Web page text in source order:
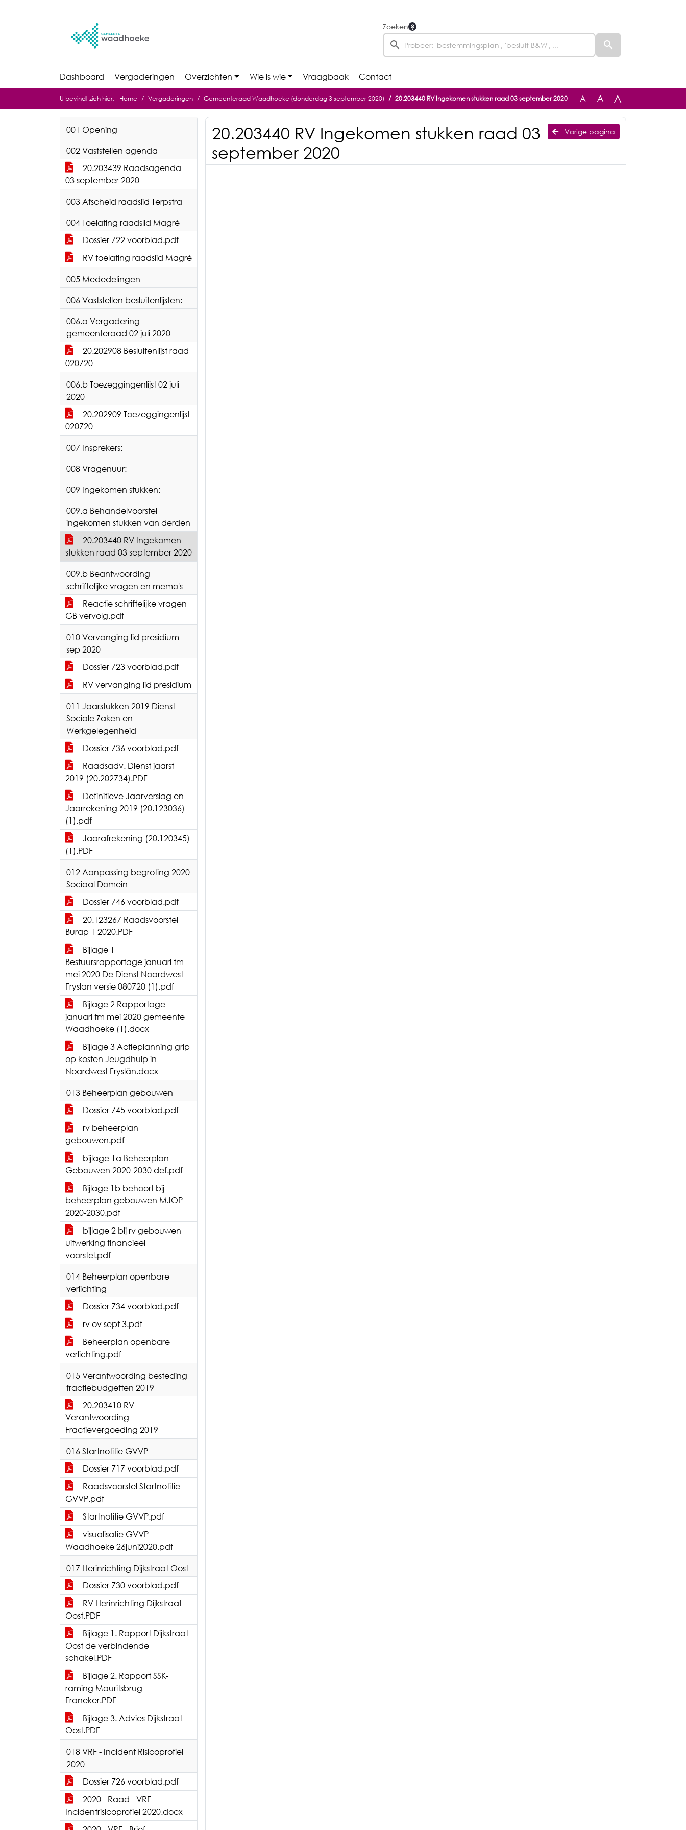
Zoeken
Dashboard Vergaderingen Overzichten Wie is wie Vraagbaak Contact
U bevindt zich hier: Home Vergaderingen Gemeenteraad Waadhoeke (donderdag 3 september 2020) 20.203440 RV Ingekomen stukken raad 03 september 2020 A A A
001 Opening
002 Vaststellen agenda
20.203439 Raadsagenda
03 september 2020
003 Afscheid raadslid Terpstra
004 Toelating raadslid Magré
Dossier 722 voorblad.pdf
RV toelating raadslid Magré
005 Mededelingen
006 Vaststellen besluitenlijsten:
006.a Vergadering
gemeenteraad 02 juli 2020
20.202908 Besluitenlijst raad
020720
006.b Toezeggingenlijst 02 juli
2020
20.202909 Toezeggingenlijst
020720
007 Insprekers:
008 Vragenuur:
009 Ingekomen stukken:
009.a Behandelvoorstel
ingekomen stukken van derden
20.203440 RV Ingekomen
stukken raad 03 september 2020
009.b Beantwoording
schriftelijke vragen en memo's
Reactie schriftelijke vragen
GB vervolg.pdf
010 Vervanging lid presidium
sep 2020
Dossier 723 voorblad.pdf
RV vervanging lid presidium
011 Jaarstukken 2019 Dienst
Sociale Zaken en
Werkgelegenheid
Dossier 736 voorblad.pdf
Raadsadv. Dienst jaarst
2019 (20.202734).PDF
Definitieve Jaarverslag en
Jaarrekening 2019 (20.123036)
(1).pdf
Jaarafrekening (20.120345)
(1).PDF
012 Aanpassing begroting 2020
Sociaal Domein
Dossier 746 voorblad.pdf
20.123267 Raadsvoorstel
Burap 1 2020.PDF
Bijlage 1
Bestuursrapportage januari tm
mei 2020 De Dienst Noardwest
Fryslan versie 080720 (1).pdf
Bijlage 2 Rapportage
januari tm mei 2020 gemeente
Waadhoeke (1).docx
Bijlage 3 Actieplanning grip
op kosten Jeugdhulp in
Noardwest Fryslân.docx
013 Beheerplan gebouwen
Dossier 745 voorblad.pdf
rv beheerplan
gebouwen.pdf
bijlage 1a Beheerplan
Gebouwen 2020-2030 def.pdf
Bijlage 1b behoort bij
beheerplan gebouwen MJOP
2020-2030.pdf
bijlage 2 bij rv gebouwen
uitwerking financieel
voorstel.pdf
014 Beheerplan openbare
verlichting
Dossier 734 voorblad.pdf
rv ov sept 3.pdf
Beheerplan openbare
verlichting.pdf
015 Verantwoording besteding
fractiebudgetten 2019
20.203410 RV
Verantwoording
Fractievergoeding 2019
016 Startnotitie GVVP
Dossier 717 voorblad.pdf
Raadsvoorstel Startnotitie
GVVP.pdf
Startnotitie GVVP.pdf
visualisatie GVVP
Waadhoeke 26juni2020.pdf
017 Herinrichting Dijkstraat Oost
Dossier 730 voorblad.pdf
RV Herinrichting Dijkstraat
Oost.PDF
Bijlage 1. Rapport Dijkstraat
Oost de verbindende
schakel.PDF
Bijlage 2. Rapport SSK-
raming Mauritsbrug
Franeker.PDF
Bijlage 3. Advies Dijkstraat
Oost.PDF
018 VRF - Incident Risicoprofiel
2020
Dossier 726 voorblad.pdf
2020 - Raad - VRF -
Incidentrisicoprofiel 2020.docx
Vorige pagina
20.203440 RV Ingekomen stukken raad 03
september 2020